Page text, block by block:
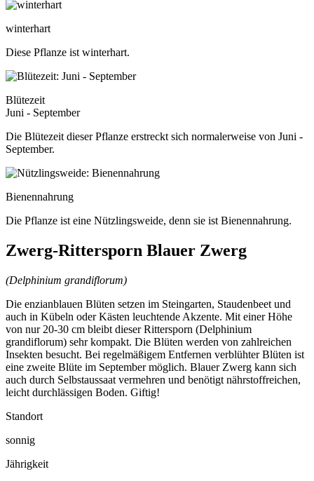
winterhart
Diese Pflanze ist winterhart.
Blütezeit
Juni - September
Die Blütezeit dieser Pflanze erstreckt sich normalerweise von Juni -
September.
Bienennahrung
Die Pflanze ist eine Nützlingsweide, denn sie ist Bienennahrung.
Zwerg-Rittersporn Blauer Zwerg
(Delphinium grandiflorum)
Die enzianblauen Blüten setzen im Steingarten, Staudenbeet und
auch in Kübeln oder Kästen leuchtende Akzente. Mit einer Höhe
von nur 20-30 cm bleibt dieser Rittersporn (Delphinium
grandiflorum) sehr kompakt. Die Blüten werden von zahlreichen
Insekten besucht. Bei regelmäßigem Entfernen verblühter Blüten ist
eine zweite Blüte im September möglich. Blauer Zwerg kann sich
auch durch Selbstaussaat vermehren und benötigt nährstoffreichen,
leicht durchlässigen Boden. Giftig!
Standort
sonnig
Jährigkeit